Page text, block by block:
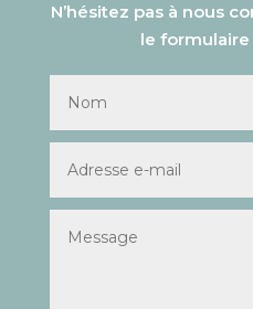
N’hésitez pas à nous
le formulaire